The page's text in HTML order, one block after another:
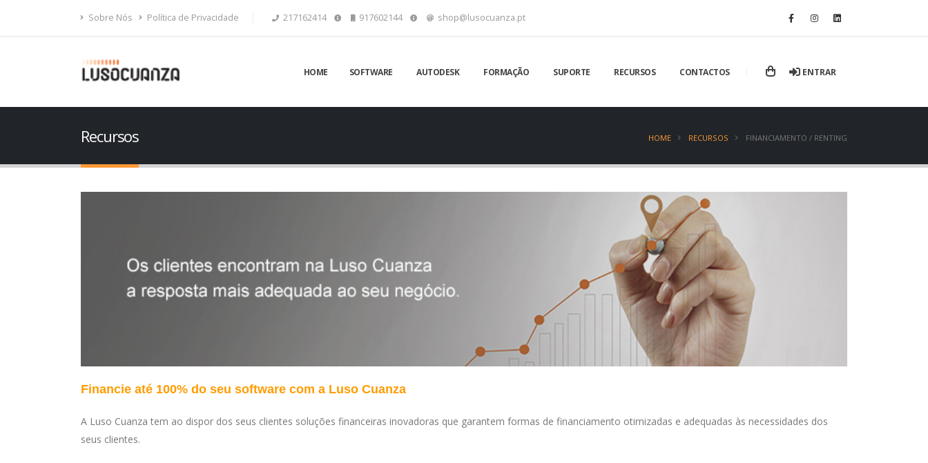
Sobre Nós Política de Privacidade 217162414 917602144 shop@lusocuanza.pt
HOME SOFTWARE AUTODESK FORMAÇÃO SUPORTE RECURSOS CONTACTOS ENTRAR
Recursos HOME RECURSOS FINANCIAMENTO / RENTING
Financie até 100% do seu software com a Luso Cuanza
A Luso Cuanza tem ao dispor dos seus clientes soluções financeiras inovadoras que garantem formas de financiamento otimizadas e adequadas às necessidades dos
seus clientes.